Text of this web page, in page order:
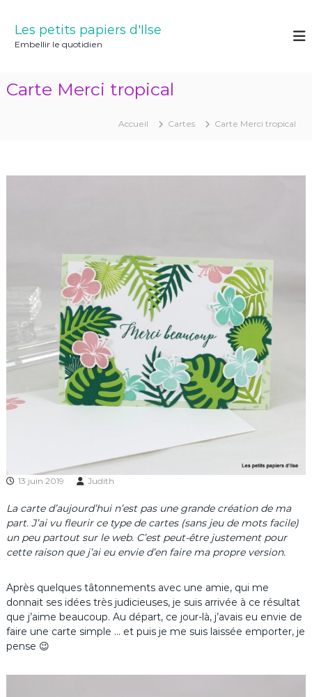
Les petits papiers d'Ilse
Embellir le quotidien
Carte Merci tropical
Accueil Cartes Carte Merci tropical
13 juin 2019 Judith
La carte d’aujourd’hui n’est pas une grande création de ma
part. J’ai vu fleurir ce type de cartes (sans jeu de mots facile)
un peu partout sur le web. C’est peut-être justement pour
cette raison que j’ai eu envie d’en faire ma propre version.
Après quelques tâtonnements avec une amie, qui me
donnait ses idées très judicieuses, je suis arrivée à ce résultat
que j’aime beaucoup. Au départ, ce jour-là, j’avais eu envie de
faire une carte simple … et puis je me suis laissée emporter, je
pense 😉